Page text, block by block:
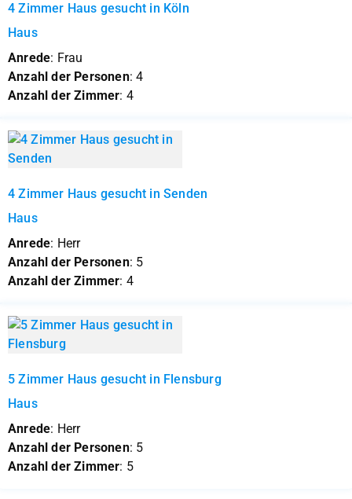
4 Zimmer Haus gesucht in Köln
Haus
Anrede: Frau
Anzahl der Personen: 4
Anzahl der Zimmer: 4
4 Zimmer Haus gesucht in Senden
Haus
Anrede: Herr
Anzahl der Personen: 5
Anzahl der Zimmer: 4
5 Zimmer Haus gesucht in Flensburg
Haus
Anrede: Herr
Anzahl der Personen: 5
Anzahl der Zimmer: 5